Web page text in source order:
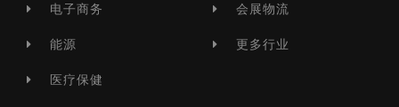
电子商务
能源
医疗保健
会展物流
更多行业